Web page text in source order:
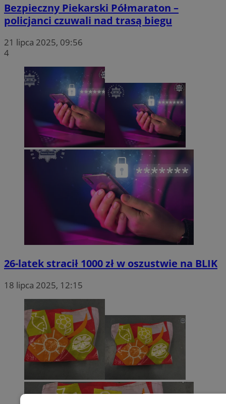
Bezpieczny Piekarski Półmaraton –
policjanci czuwali nad trasą biegu
21 lipca 2025, 09:56
4
26-latek stracił 1000 zł w oszustwie na BLIK
18 lipca 2025, 12:15